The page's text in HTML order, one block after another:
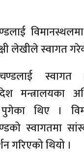
लेखीले स्वागत
स्वागत
मन्त्रालयका
पुगेका थिए ।
स्वागतमा
गरिएको थियो ।